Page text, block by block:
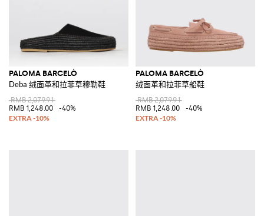
PALOMA BARCELÒ
Deba 绒面革和拉菲草穆勒鞋
RMB 2,079.91
RMB 1,248.00
-40%
PALOMA BARCELÒ
绒面革和拉菲草船鞋
RMB 2,079.91
RMB 1,248.00
-40%